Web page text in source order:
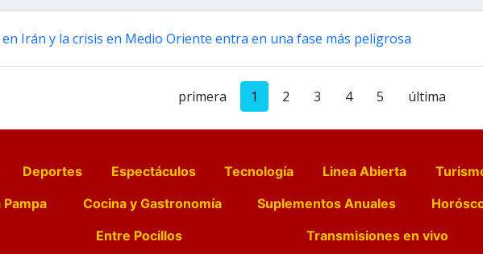
Irán y la crisis en Medio Oriente entra en una fase más peligrosa
primera 1 2 3 4 5 última
Deportes Espectáculos Tecnología Linea Abierta
Cocina y Gastronomía Suplementos Anuales
Entre Pocillos Transmisiones en vivo